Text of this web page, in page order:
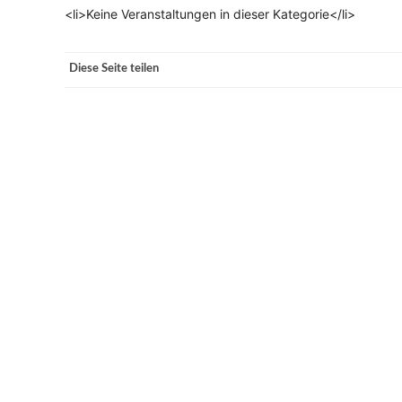
<li>Keine Veranstaltungen in dieser Kategorie</li>
Diese Seite teilen